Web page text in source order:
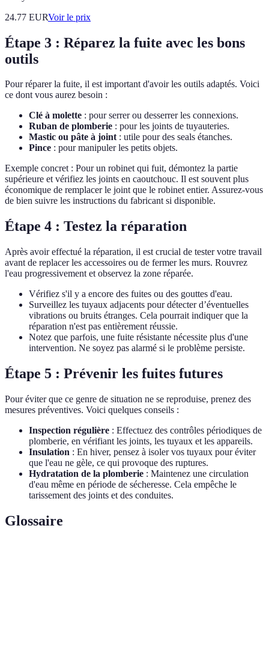
24.77 EURVoir le prix
Étape 3 : Réparez la fuite avec les bons
outils
Pour réparer la fuite, il est important d'avoir les outils adaptés. Voici
ce dont vous aurez besoin :
Clé à molette : pour serrer ou desserrer les connexions.
Ruban de plomberie : pour les joints de tuyauteries.
Mastic ou pâte à joint: utile pour des seals étanches.
Pince : pour manipuler les petits objets.
Exemple concret : Pour un robinet qui fuit, démontez la partie
supérieure et vérifiez les joints en caoutchouc. Il est souvent plus
économique de remplacer le joint que le robinet entier. Assurez-vous
de bien suivre les instructions du fabricant si disponible.
Étape 4 : Testez la réparation
Après avoir effectué la réparation, il est crucial de tester votre travail
avant de replacer les accessoires ou de fermer les murs. Rouvrez
l'eau progressivement et observez la zone réparée.
Vérifiez s'il y a encore des fuites ou des gouttes d'eau.
Surveillez les tuyaux adjacents pour détecter d’éventuelles
vibrations ou bruits étranges. Cela pourrait indiquer que la
réparation n'est pas entièrement réussie.
Notez que parfois, une fuite résistante nécessite plus d'une
intervention. Ne soyez pas alarmé si le problème persiste.
Étape 5 : Prévenir les fuites futures
Pour éviter que ce genre de situation ne se reproduise, prenez des
mesures préventives. Voici quelques conseils :
Inspection régulière : Effectuez des contrôles périodiques de
plomberie, en vérifiant les joints, les tuyaux et les appareils.
Insulation : En hiver, pensez à isoler vos tuyaux pour éviter
que l'eau ne gèle, ce qui provoque des ruptures.
Hydratation de la plomberie : Maintenez une circulation
d'eau même en période de sécheresse. Cela empêche le
tarissement des joints et des conduites.
Glossaire